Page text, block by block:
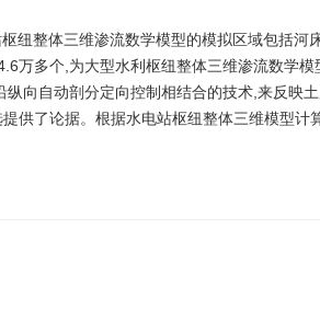
纽整体三维渗流数学模型的模拟区域包括
万多个,为大型水利枢纽整体三维渗流数学
纵向自动剖分定向控制相结合的技术,来反映
供了论据。根据水电站枢纽整体三维模型计